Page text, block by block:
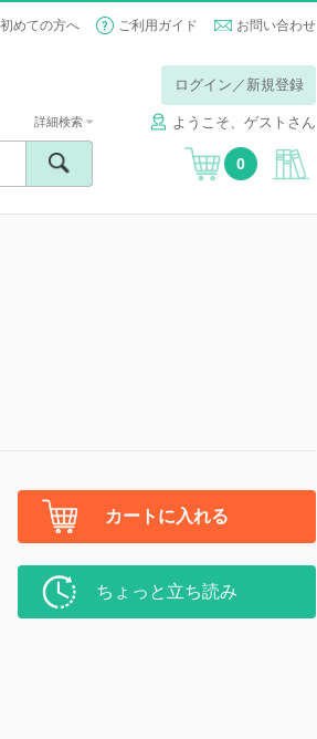
初めての方へ ご利用ガイド お問い合わせ
ログイン／新規登録
ようこそ、ゲストさん
詳細検索
0
カートに入れる
ちょっと立ち読み